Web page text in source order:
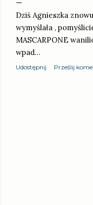
Dziś Agnieszka
wymyślała ,
MASCARPONE
wpad…
Udostępnij Prześlij